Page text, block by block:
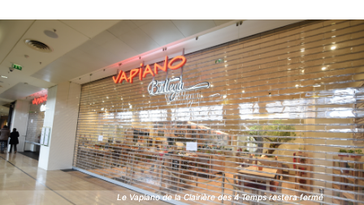
Le Vapiano de la Clairière des 4 Temps restera fermé
Le Vapiano de la Clairière des 4 Temps restera fermé